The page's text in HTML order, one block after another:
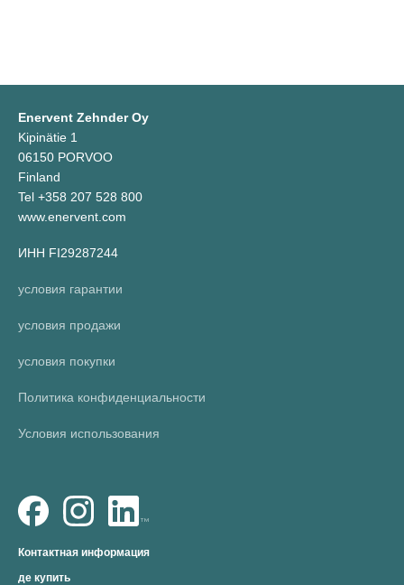
Enervent Zehnder Oy
Kipinätie 1
06150 PORVOO
Finland
Tel +358 207 528 800
www.enervent.com
ИНН FI29287244
условия гарантии
условия продажи
условия покупки
Политика конфиденциальности
Условия использования
Контактная информация
де купить